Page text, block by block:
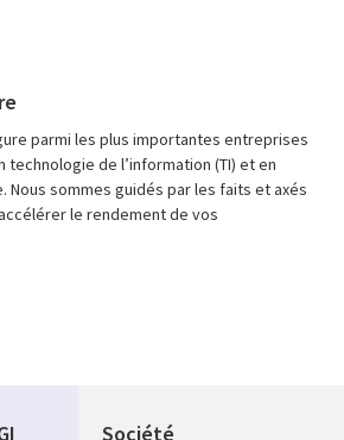
parmi les plus importantes entreprises
de l’information (TI) et en
Nous sommes guidés par les faits et axés
le rendement de vos
Société